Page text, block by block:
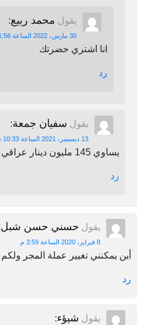
يقول محمد ربيع:
30 مارس، 2022 الساعة 1:56 م
انا اشتري حضرتك
رد
يقول سفيان جمعة:
13 ديسمبر، 2021 الساعة 10:33 ص
يساوي 145 مليون دينار عراقي
رد
يقول حسني حسن شبل
8 فبراير، 2020 الساعة 3:59 م
أين يمكنني تغيير عملة المجر
رد
يقول شيؤء: